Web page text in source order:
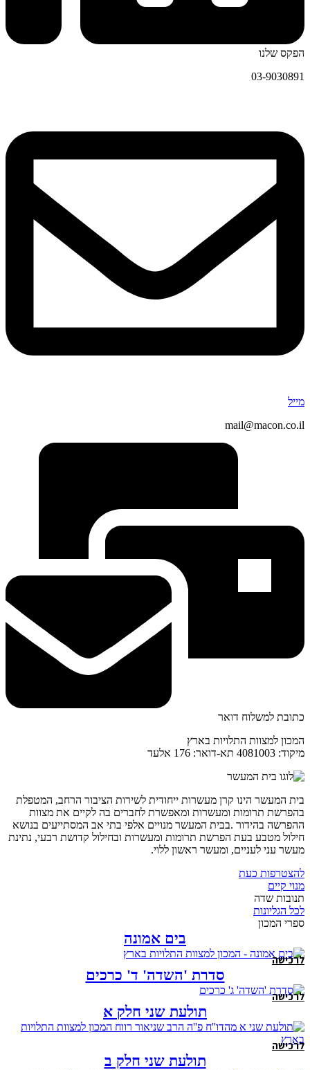
הפקס שלנו
03-9030891
מייל
mail@macon.co.il
כתובת למשלוח דואר
המכון למצוות התלויות בארץ
מיקוד: 4081003 תא-דואר: 176 אלעד
בית המעשר הינו קרן מעשרות ייחודית לשירות הציבור הרחב, המטפלת
בהפרשת תרומות ומעשרות ומאפשרת לחברים בה לקיים את מצוות
ההפרשה בהידור .בבית המעשר מנויים אלפי בתי אב המסתייעים בנושא
חילול מטבע בעת הפרשת תרומות ומעשרות ובחילול קדושת רבעי, נתינת
מעשר עני לעניים, ומעשר ראשון ללוי.
להצטרפות כעת
מנוי קיים
תנובות שדה
לכל הגליונות
ספרי המכון
בים אמונה
לרכישה
סדרת 'השדה' ד' כרכים
לרכישה
תולעת שני חלק א
לרכישה
תולעת שני חלק ב